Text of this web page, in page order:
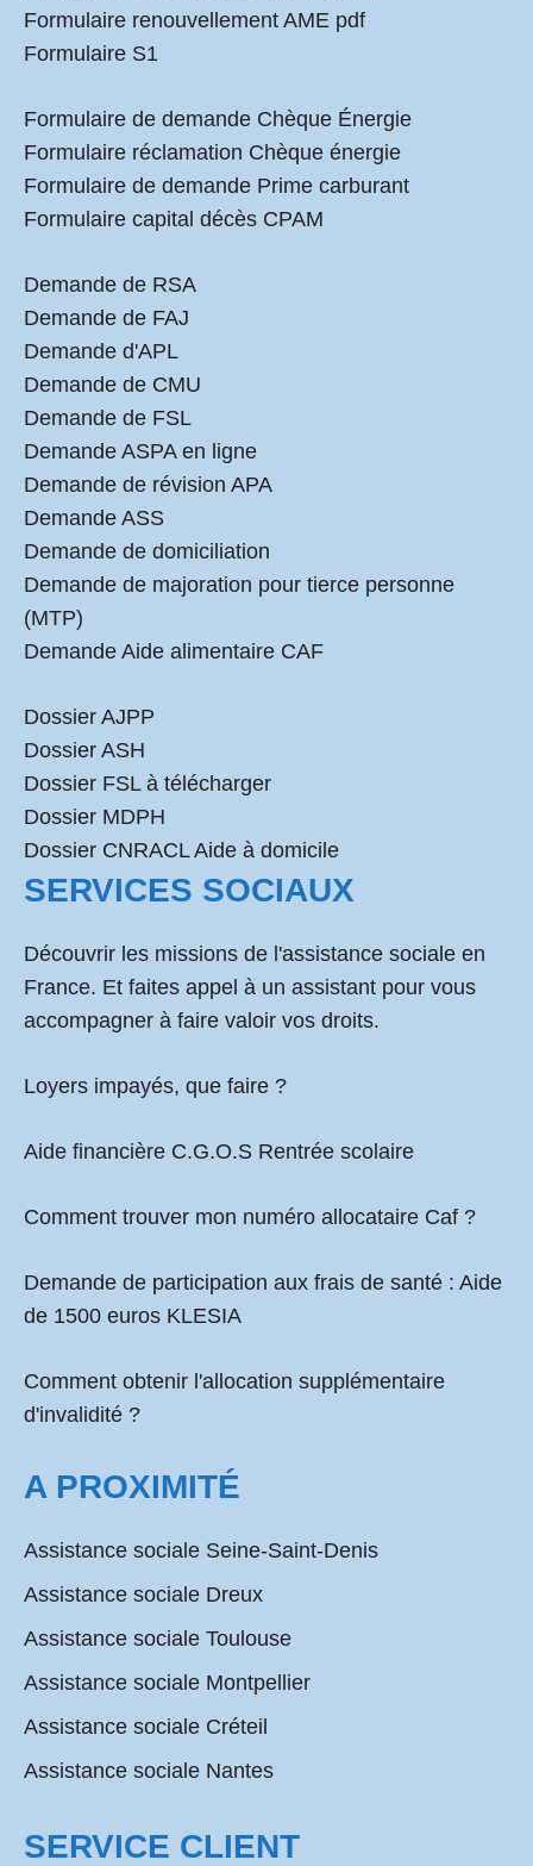
Formulaire renouvellement AME pdf
Formulaire S1
Formulaire de demande Chèque Énergie
Formulaire réclamation Chèque énergie
Formulaire de demande Prime carburant
Formulaire capital décès CPAM
Demande de RSA
Demande de FAJ
Demande d'APL
Demande de CMU
Demande de FSL
Demande ASPA en ligne
Demande de révision APA
Demande ASS
Demande de domiciliation
Demande de majoration pour tierce personne
(MTP)
Demande Aide alimentaire CAF
Dossier AJPP
Dossier ASH
Dossier FSL à télécharger
Dossier MDPH
Dossier CNRACL Aide à domicile
SERVICES SOCIAUX
Découvrir les missions de l'assistance sociale en
France. Et faites appel à un assistant pour vous
accompagner à faire valoir vos droits.
Loyers impayés, que faire ?
Aide financière C.G.O.S Rentrée scolaire
Comment trouver mon numéro allocataire Caf ?
Demande de participation aux frais de santé : Aide
de 1500 euros KLESIA
Comment obtenir l'allocation supplémentaire
d'invalidité ?
A PROXIMITÉ
Assistance sociale Seine-Saint-Denis
Assistance sociale Dreux
Assistance sociale Toulouse
Assistance sociale Montpellier
Assistance sociale Créteil
Assistance sociale Nantes
SERVICE CLIENT